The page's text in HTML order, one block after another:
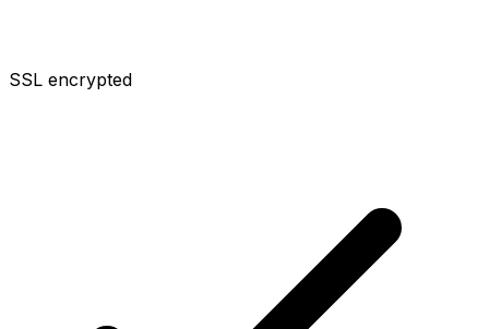
SSL encrypted